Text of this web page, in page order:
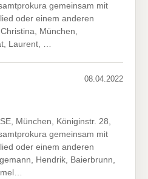
gemeinsam mit
oder einem anderen
München,
Laurent, …
08.04.2022
München, Königinstr. 28,
gemeinsam mit
oder einem anderen
Hendrik, Baierbrunn,